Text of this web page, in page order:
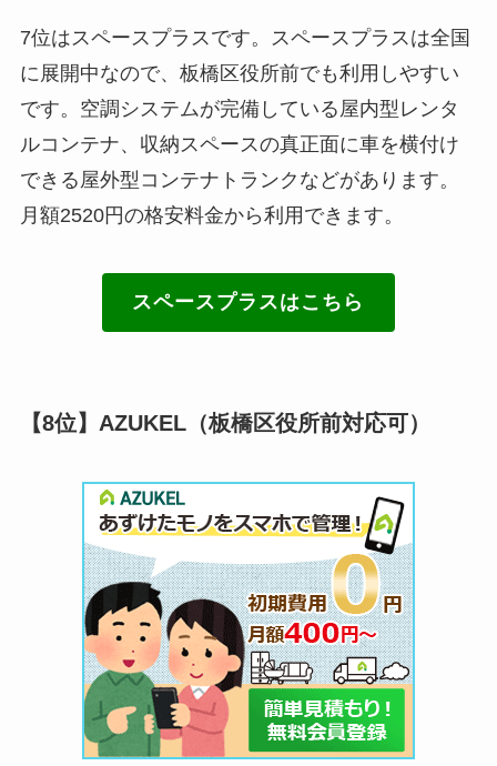
7位はスペースプラスです。スペースプラスは全国
に展開中なので、板橋区役所前でも利用しやすい
です。空調システムが完備している屋内型レンタ
ルコンテナ、収納スペースの真正面に車を横付け
できる屋外型コンテナトランクなどがあります。
月額2520円の格安料金から利用できます。
スペースプラスはこちら
【8位】AZUKEL（板橋区役所前対応可）